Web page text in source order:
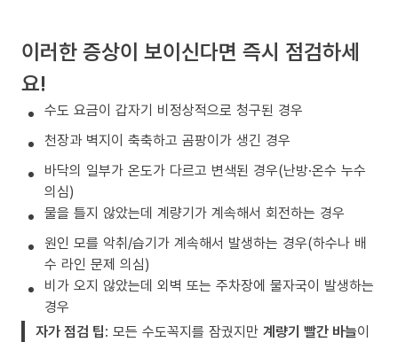
이러한 증상이 보이신다면 즉시 점검하세
요!
수도 요금이 갑자기 비정상적으로 청구된 경우
천장과 벽지이 축축하고 곰팡이가 생긴 경우
바닥의 일부가 온도가 다르고 변색된 경우(난방·온수 누수
의심)
물을 틀지 않았는데 계량기가 계속해서 회전하는 경우
원인 모를 악취/습기가 계속해서 발생하는 경우(하수나 배
수 라인 문제 의심)
비가 오지 않았는데 외벽 또는 주차장에 물자국이 발생하는
경우
자가 점검 팁: 모든 수도꼭지를 잠궜지만 계량기 빨간 바늘이